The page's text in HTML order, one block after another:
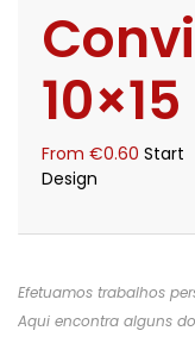
10×15
From €0.60 Start
Design
Efetuamos trabalhos
Aqui encontra alguns